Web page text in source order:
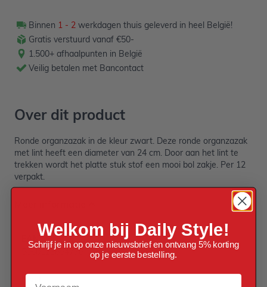
Binnen 1 - 2 werkdagen thuis geleverd in heel België!
Gratis verstuurd vanaf €50-
1.500+ afhaalpunten in België
Veilig betalen met Bancontact
Over dit product
Ronde organzazak in de kleur zwart. Deze ronde organzazak
met lint heeft een diameter van 24 cm. Door aan het lint te
trekken wordt het platte stuk stof een mooi bol zakje. Per 12
verpakt.
EAN
5060123654776
Kleur
Welkom bij Daily Style!
Schrijf je in op onze nieuwsbrief en ontvang 5% korting
op je eerste bestelling.
Voornaam